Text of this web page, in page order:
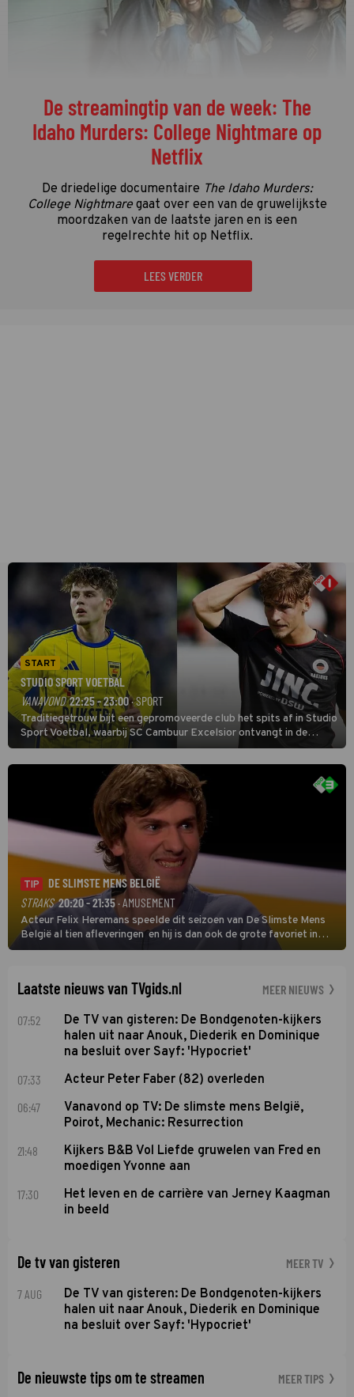
De streamingtip van de week: The
Idaho Murders: College Nightmare op
Netflix
De driedelige documentaire The Idaho Murders:
College Nightmaregaat over een van de gruwelijkste
moordzaken van de laatste jaren en is een
regelrechte hit op Netflix.
LEES VERDER
START
STUDIO SPORT VOETBAL
VANAVOND 22:25 - 23:00· SPORT
Traditiegetrouw bijt een gepromoveerde club het spits af in Studio
Sport Voetbal, waarbij SC Cambuur Excelsior ontvangt in de
eerste wedstrijd van het nieuwe Eredivisieseizoen. De nieuwe
oefenmeester is Johan Plat en hij wil aanvallend voetballen.
TIP
DE SLIMSTE MENS BELGIË
STRAKS 20:20 - 21:35· AMUSEMENT
Acteur Felix Heremans speelde dit seizoen van De Slimste Mens
België al tien afleveringen en hij is dan ook de grote favoriet in
deze seizoensfinale. En er is Nederlandse inbreng, want komiek
Laatste nieuws van TVgids.nl MEER NIEUWS
07:52
De TV van gisteren: De Bondgenoten-kijkers
halen uit naar Anouk, Diederik en Dominique
na besluit over Sayf: 'Hypocriet'
07:33 Acteur Peter Faber (82) overleden
06:47
Vanavond op TV: De slimste mens België,
Poirot, Mechanic: Resurrection
21:48
Kijkers B&B Vol Liefde gruwelen van Fred en
moedigen Yvonne aan
17:30
Het leven en de carrière van Jerney Kaagman
in beeld
De tv van gisteren MEER TV
7 AUG
De TV van gisteren: De Bondgenoten-kijkers
halen uit naar Anouk, Diederik en Dominique
na besluit over Sayf: 'Hypocriet'
De nieuwste tips om te streamen MEER TIPS